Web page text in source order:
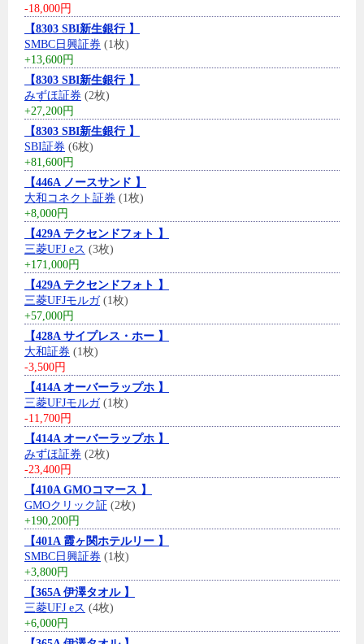
-18,000円
【8303 SBI新生銀行 】
SMBC日興証券 (1枚)
+13,600円
【8303 SBI新生銀行 】
みずほ証券 (2枚)
+27,200円
【8303 SBI新生銀行 】
SBI証券 (6枚)
+81,600円
【446A ノースサンド 】
大和コネクト証券 (1枚)
+8,000円
【429A テクセンドフォト 】
三菱UFJ eス (3枚)
+171,000円
【429A テクセンドフォト 】
三菱UFJモルガ(1枚)
+57,000円
【428A サイプレス・ホー 】
大和証券 (1枚)
-3,500円
【414A オーバーラップホ 】
三菱UFJモルガ(1枚)
-11,700円
【414A オーバーラップホ 】
みずほ証券 (2枚)
-23,400円
【410A GMOコマース 】
GMOクリック証 (2枚)
+190,200円
【401A 霞ヶ関ホテルリー 】
SMBC日興証券 (1枚)
+3,800円
【365A 伊澤タオル 】
三菱UFJ eス (4枚)
+6,000円